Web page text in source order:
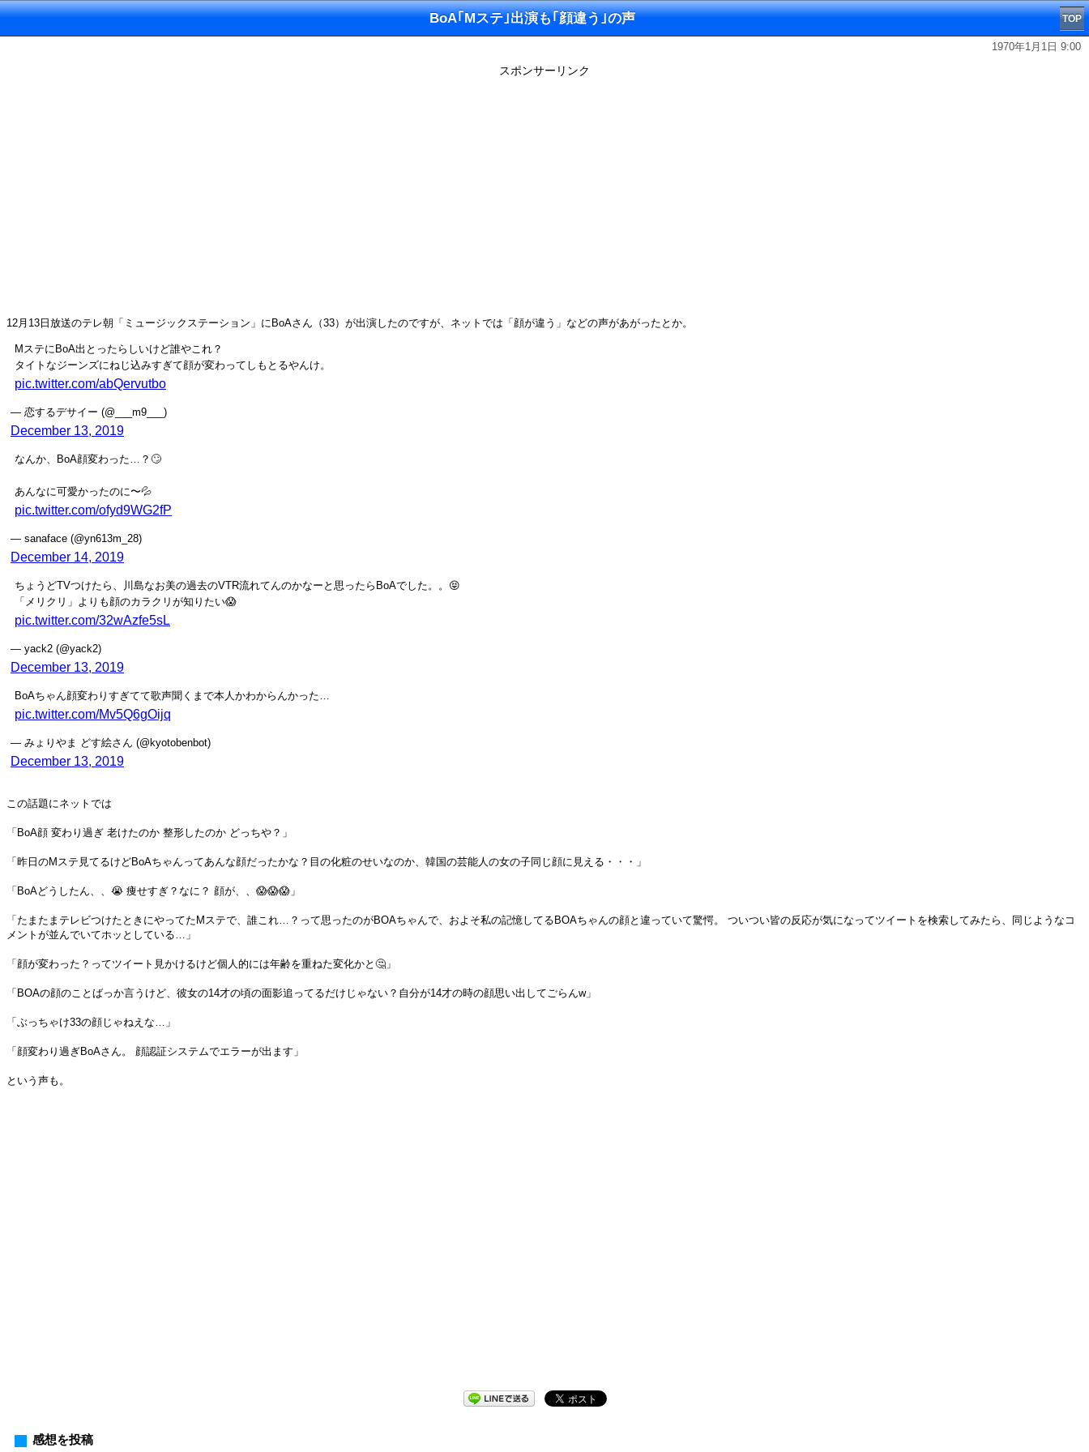
BoA｢Mステ｣出演も｢顔違う｣の声 TOP
1970年1月1日 9:00
スポンサーリンク
12月13日放送のテレ朝「ミュージックステーション」にBoAさん（33）が出演したのですが、ネットでは「顔が違う」などの声があがったとか。
MステにBoA出とったらしいけど誰やこれ？
タイトなジーンズにねじ込みすぎて顔が変わってしもとるやんけ。
pic.twitter.com/abQervutbo
— 恋するデサイー (@___m9___)
December 13, 2019
なんか、BoA顔変わった…？🙄
あんなに可愛かったのに〜💦
pic.twitter.com/ofyd9WG2fP
— sanaface (@yn613m_28)
December 14, 2019
ちょうどTVつけたら、川島なお美の過去のVTR流れてんのかなーと思ったらBoAでした。。😝
「メリクリ」よりも顔のカラクリが知りたい😱
pic.twitter.com/32wAzfe5sL
— yack2 (@yack2)
December 13, 2019
BoAちゃん顔変わりすぎてて歌声聞くまで本人かわからんかった…
pic.twitter.com/Mv5Q6gOijq
— みょりやま どす絵さん (@kyotobenbot)
December 13, 2019
この話題にネットでは
「BoA顔 変わり過ぎ 老けたのか 整形したのか どっちや？」
「昨日のMステ見てるけどBoAちゃんってあんな顔だったかな？目の化粧のせいなのか、韓国の芸能人の女の子同じ顔に見える・・・」
「BoAどうしたん、、😭 痩せすぎ？なに？ 顔が、、😱😱😱」
「たまたまテレビつけたときにやってたMステで、誰これ…？って思ったのがBOAちゃんで、およそ私の記憶してるBOAちゃんの顔と違っていて驚愕。 ついつい皆の反応が気になってツイートを検索してみたら、同じようなコ
メントが並んでいてホッとしている…」
「顔が変わった？ってツイート見かけるけど個人的には年齢を重ねた変化かと🤔」
「BOAの顔のことばっか言うけど、彼女の14才の頃の面影追ってるだけじゃない？自分が14才の時の顔思い出してごらんw」
「ぶっちゃけ33の顔じゃねえな…」
「顔変わり過ぎBoAさん。 顔認証システムでエラーが出ます」
という声も。
感想を投稿